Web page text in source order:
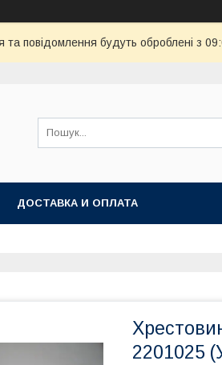
та повідомлення будуть оброблені з
ДОСТАВКА И ОПЛАТА
2201025